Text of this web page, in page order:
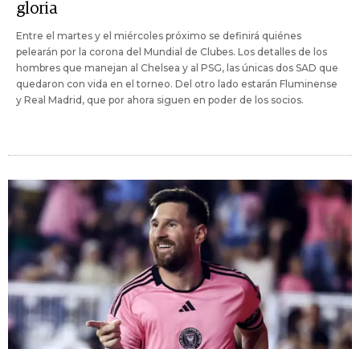
gloria
Entre el martes y el miércoles próximo se definirá quiénes
pelearán por la corona del Mundial de Clubes. Los detalles de los
hombres que manejan al Chelsea y al PSG, las únicas dos SAD que
quedaron con vida en el torneo. Del otro lado estarán Fluminense
y Real Madrid, que por ahora siguen en poder de los socios.